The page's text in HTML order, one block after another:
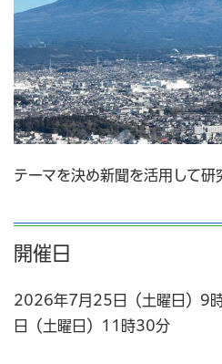
テーマを決め新聞を活用して研
開催日
2026年7月25日（土曜日）9
日（土曜日）11時30分